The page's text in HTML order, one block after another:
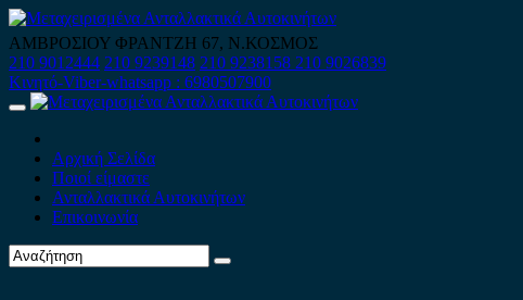
Skip
to
content
ΑΜΒΡΟΣΙΟΥ ΦΡΑΝΤΖΗ 67, Ν.ΚΟΣΜΟΣ
210 9012444 210 9239148 210 9238158 210 9026839
Κινητό-Viber-whatsapp : 6980507900
Primary
Αρχική Σελίδα
Ποιοί είμαστε
Ανταλλακτικά Αυτοκινήτων
Επικοινωνία